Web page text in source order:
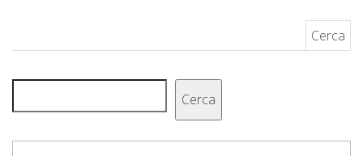
Cerca